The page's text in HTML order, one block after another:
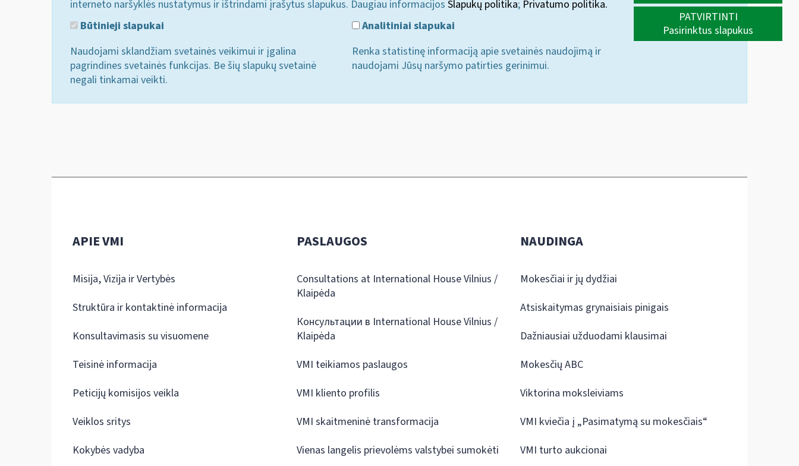
interneto naršyklės nustatymus ir ištrindami įrašytus slapukus. Daugiau informacijos Slapukų politika; Privatumo politika.
Būtinieji slapukai
Naudojami sklandžiam svetainės veikimui ir įgalina
pagrindines svetainės funkcijas. Be šių slapukų svetainė
negali tinkamai veikti.
Analitiniai slapukai
Renka statistinę informaciją apie svetainės naudojimą ir
naudojami Jūsų naršymo patirties gerinimui.
PATVIRTINTI
Pasirinktus slapukus
APIE VMI
Misija, Vizija ir Vertybės
Struktūra ir kontaktinė informacija
Konsultavimasis su visuomene
Teisinė informacija
Peticijų komisijos veikla
Veiklos sritys
Kokybės vadyba
PASLAUGOS
Consultations at International House Vilnius /
Klaipėda
Консультации в International House Vilnius /
Klaipėda
VMI teikiamos paslaugos
VMI kliento profilis
VMI skaitmeninė transformacija
Vienas langelis prievolėms valstybei sumokėti
NAUDINGA
Mokesčiai ir jų dydžiai
Atsiskaitymas grynaisiais pinigais
Dažniausiai užduodami klausimai
Mokesčių ABC
Viktorina moksleiviams
VMI kviečia į „Pasimatymą su mokesčiais“
VMI turto aukcionai